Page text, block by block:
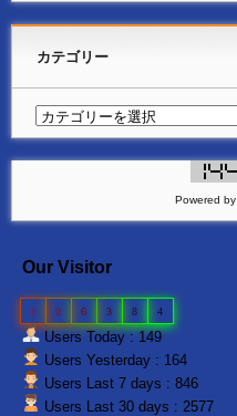
カテゴリー
Powered by
Our Visitor
2 0 6 3 8 4
Users Today : 149
Users Yesterday : 164
Users Last 7 days : 846
Users Last 30 days : 2577